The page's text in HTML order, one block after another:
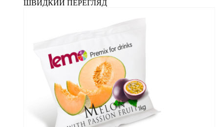
ШВИДКИЙ ПЕРЕГЛЯД